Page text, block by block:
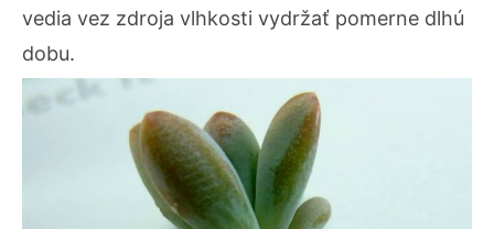
vedia vez zdroja vlhkosti vydržať pomerne dlhú
dobu.